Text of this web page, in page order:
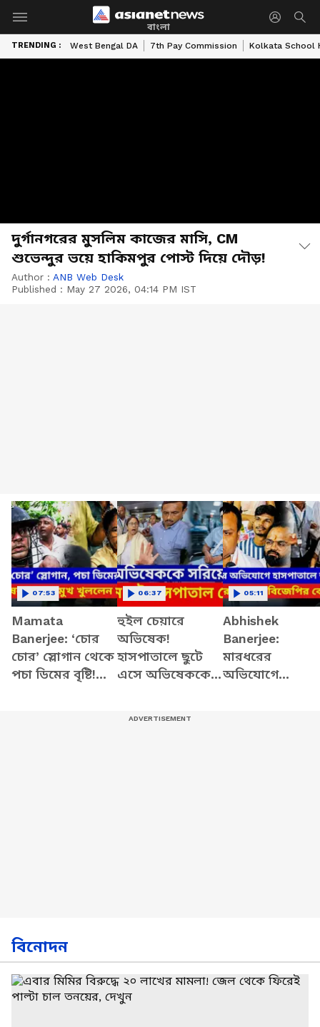
বাংলা
TRENDING : West Bengal DA 7th Pay Commission Kolkata School
দুর্গানগরের মুসলিম কাজের মাসি, CM
শুভেন্দুর ভয়ে হাকিমপুর পোস্ট দিয়ে দৌড়!
Author : ANB Web Desk
Published : May 27 2026, 04:14 PM IST
Mamata
Banerjee: ‘চোর
চোর’ স্লোগান থেকে
পচা ডিমের বৃষ্টি!
07:53
হুইল চেয়ারে
অভিষেক!
হাসপাতালে ছুটে
এসে অভিষেককে
06:37
Abhishek
Banerjee:
মারধরের
অভিযোগে
05:11
বিনোদন